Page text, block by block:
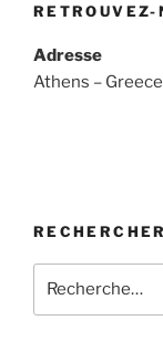
RETROUVEZ-
Adresse
Athens – Greece
RECHERCHER
pour